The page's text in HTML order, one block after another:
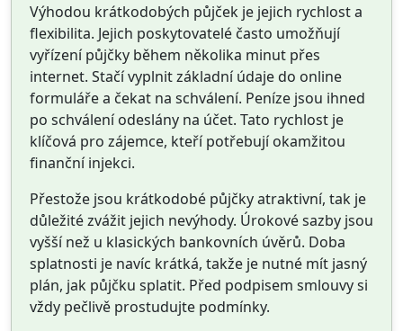
Výhodou krátkodobých půjček je jejich rychlost a
flexibilita. Jejich poskytovatelé často umožňují
vyřízení půjčky během několika minut přes
internet. Stačí vyplnit základní údaje do online
formuláře a čekat na schválení. Peníze jsou ihned
po schválení odeslány na účet. Tato rychlost je
klíčová pro zájemce, kteří potřebují okamžitou
finanční injekci.
Přestože jsou krátkodobé půjčky atraktivní, tak je
důležité zvážit jejich nevýhody. Úrokové sazby jsou
vyšší než u klasických bankovních úvěrů. Doba
splatnosti je navíc krátká, takže je nutné mít jasný
plán, jak půjčku splatit. Před podpisem smlouvy si
vždy pečlivě prostudujte podmínky.